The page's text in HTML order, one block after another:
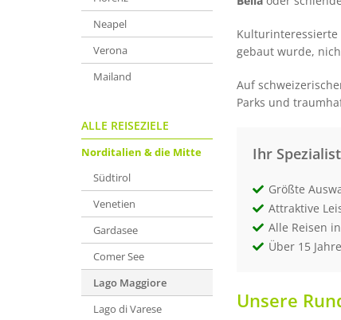
Neapel
Verona
Mailand
ALLE REISEZIELE
Norditalien & die Mitte
Südtirol
Venetien
Gardasee
Comer See
Lago Maggiore
Lago di Varese
Kulturinteressierte
gebaut wurde,
Auf
Parks und
Ihr
Größte
Attraktive
Alle Reisen
Über 15
Unsere